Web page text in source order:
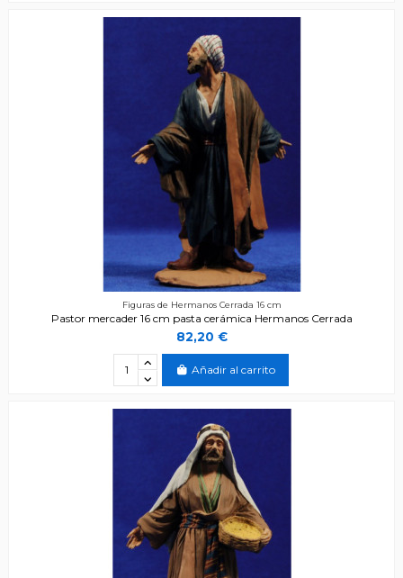
Figuras de Hermanos Cerrada 16 cm
Pastor mercader 16 cm pasta cerámica Hermanos Cerrada
82,20 €
Añadir al carrito